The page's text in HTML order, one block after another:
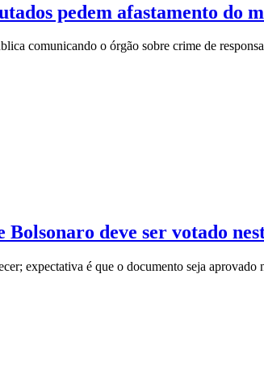
pedem afastamento do
comunicando o órgão sobre crime de
deve ser votado
expectativa é que o documento seja aprovado